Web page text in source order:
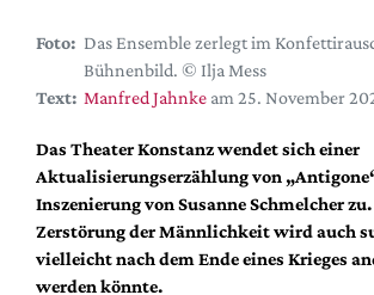
Premierensuche
Festival-Planer
Alle Hefte
Leseproben
Podcast
Foto: Das Ensemble zerlegt im
Bühnenbild. © Ilja Mess
Text: Manfred Jahnke am 25. November
Das Theater Konstanz wendet sich einer
Aktualisierungserzählung von
Inszenierung von Susanne Schmelcher
Zerstörung der Männlichkeit wird auch
vielleicht nach dem Ende eines Krieges
werden könnte.